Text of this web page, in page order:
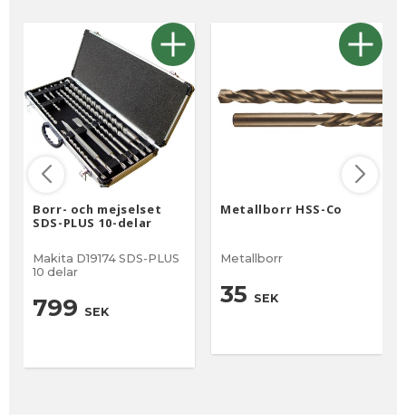
Borr- och mejselset
SDS-PLUS 10-delar
Makita D19174 SDS-PLUS
10 delar
799 SEK
Metallborr HSS-Co
Metallborr
35 SEK